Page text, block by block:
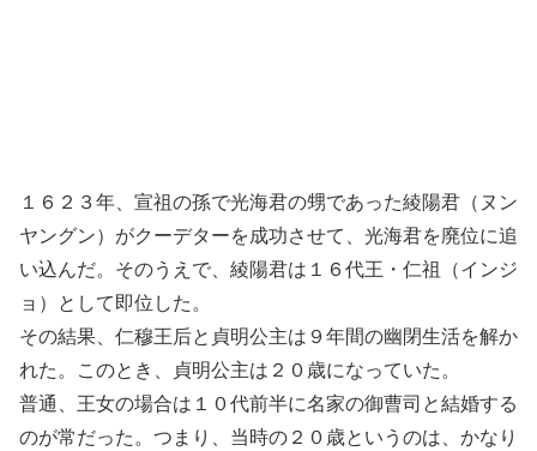
１６２３年、宣祖の孫で光海君の甥であった綾陽君（ヌン
ヤングン）がクーデターを成功させて、光海君を廃位に追
い込んだ。そのうえで、綾陽君は１６代王・仁祖（インジ
ョ）として即位した。
その結果、仁穆王后と貞明公主は９年間の幽閉生活を解か
れた。このとき、貞明公主は２０歳になっていた。
普通、王女の場合は１０代前半に名家の御曹司と結婚する
のが常だった。つまり、当時の２０歳というのは、かなり